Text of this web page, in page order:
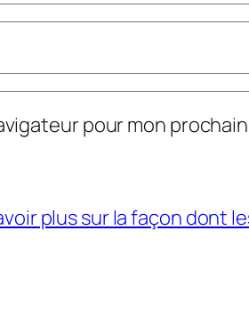
pour mon
plus sur la façon dont